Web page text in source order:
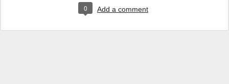
0 Add a comment